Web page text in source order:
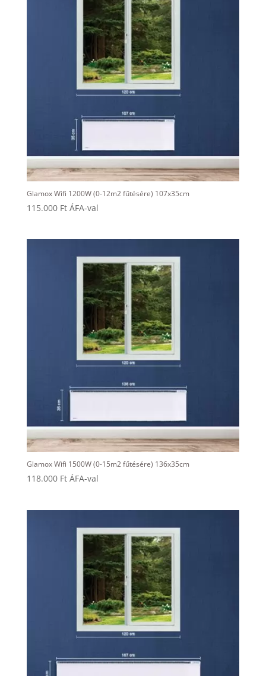
Glamox Wifi 1200W (0-12m2 fűtésére) 107x35cm
115.000 Ft ÁFA-val
Glamox Wifi 1500W (0-15m2 fűtésére) 136x35cm
118.000 Ft ÁFA-val